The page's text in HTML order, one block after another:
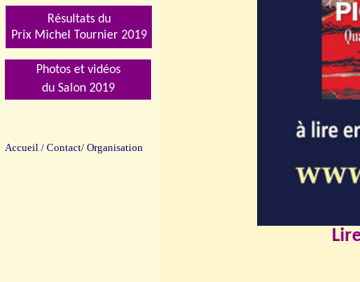
Accueil / Contact/ Organisation
Photos et vidéos
du Salon 2019
Résultats du
Prix Michel Tournier 2019